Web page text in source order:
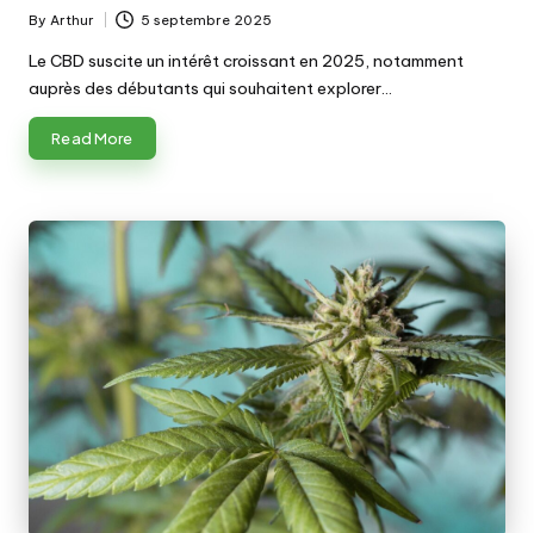
Posted
by
By Arthur 5 septembre 2025
Le CBD suscite un intérêt croissant en 2025, notamment
auprès des débutants qui souhaitent explorer…
Read More